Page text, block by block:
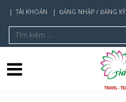
TÀI KHOẢN ĐĂNG NHẬP / ĐĂNG KÝ